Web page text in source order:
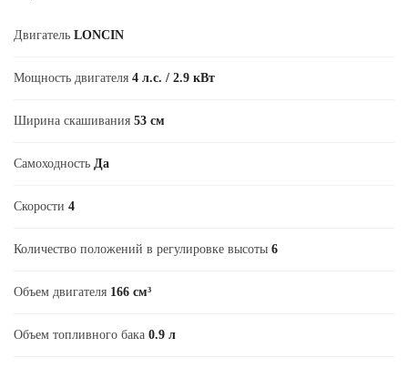
Двигатель LONCIN
Мощность двигателя 4 л.с. / 2.9 кВт
Ширина скашивания 53 см
Самоходность Да
Скорости 4
Количество положений в регулировке высоты 6
Объем двигателя 166 см³
Объем топливного бака 0.9 л